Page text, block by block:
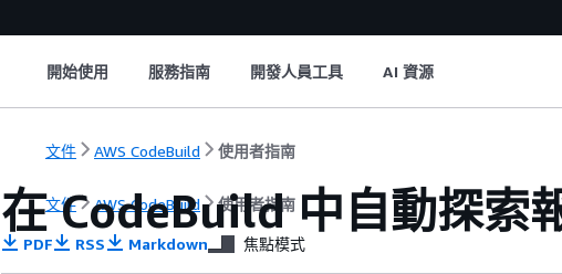
開始使用 服務指南 開發人員工具 AI 資源
文件 AWS CodeBuild 使用者指南
文件 AWS CodeBuild 使用者指南
在 CodeBuild 中自動探索
PDF RSS Markdown 焦點模式